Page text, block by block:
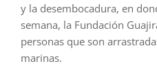
y la desembocadura, en
semana, la Fundación
personas que son
marinas.